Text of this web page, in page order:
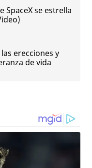
SpaceX se estrella
erecciones y
de vida